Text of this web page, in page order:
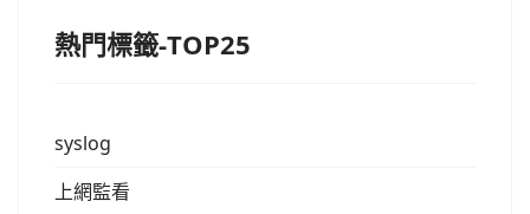
熱門標籤-TOP25
syslog
上網監看